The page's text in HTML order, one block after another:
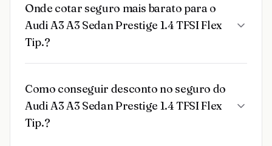
Onde cotar seguro mais barato para o
Audi A3 A3 Sedan Prestige 1.4 TFSI Flex
Tip.?
Como conseguir desconto no seguro do
Audi A3 A3 Sedan Prestige 1.4 TFSI Flex
Tip.?